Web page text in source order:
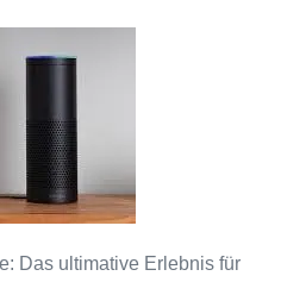
Das ultimative Erlebnis für